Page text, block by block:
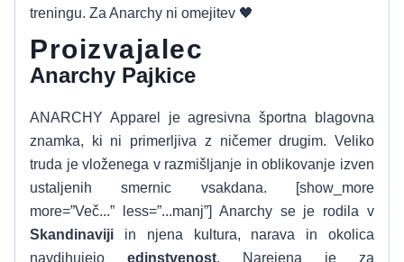
treningu. Za Anarchy ni omejitev 🖤
Proizvajalec
Anarchy Pajkice
ANARCHY Apparel je agresivna športna blagovna
znamka, ki ni primerljiva z ničemer drugim. Veliko
truda je vloženega v razmišljanje in oblikovanje izven
ustaljenih smernic vsakdana. [show_more
more=”Več...” less=”...manj”] Anarchy se je rodila v
Skandinaviji in njena kultura, narava in okolica
navdihujejo edinstvenost. Narejena je za